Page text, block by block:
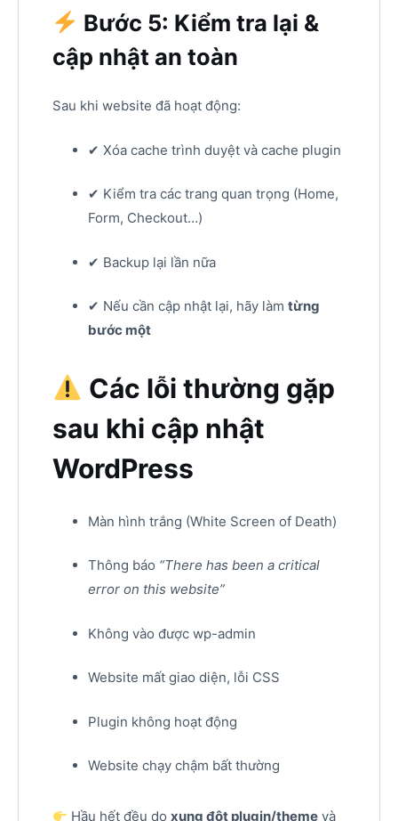
Bước 5: Kiểm tra lại &
cập nhật an toàn
Sau khi website đã hoạt động:
✔ Xóa cache trình duyệt và cache plugin
✔ Kiểm tra các trang quan trọng (Home,
Form, Checkout…)
✔ Backup lại lần nữa
✔ Nếu cần cập nhật lại, hãy làm từng
bước một
Các lỗi thường gặp
sau khi cập nhật
WordPress
Màn hình trắng (White Screen of Death)
Thông báo “There has been a critical
error on this website”
Không vào được wp-admin
Website mất giao diện, lỗi CSS
Plugin không hoạt động
Website chạy chậm bất thường
Hầu hết đều do xung đột plugin/themevà